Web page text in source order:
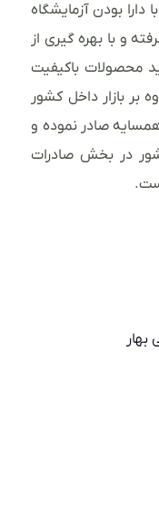
بودن آزمایشگاه
و با بهره گیری از
محصولات باکیفیت
بر بازار داخل کشور
صادر نموده و
در بخش صادرات